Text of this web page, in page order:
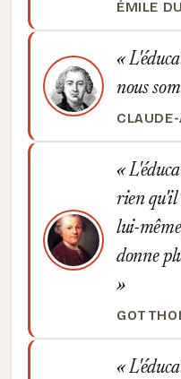
ÉMILE
nous
rien qu'il
lui-
donne